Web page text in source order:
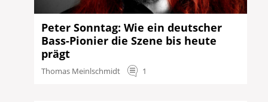
Peter Sonntag: Wie ein deutscher
Bass-Pionier die Szene bis heute
prägt
Thomas Meinlschmidt 1